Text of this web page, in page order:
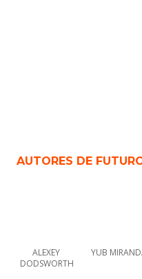
AUTORES DE
ALEXEY
DODSWORTH
YUB